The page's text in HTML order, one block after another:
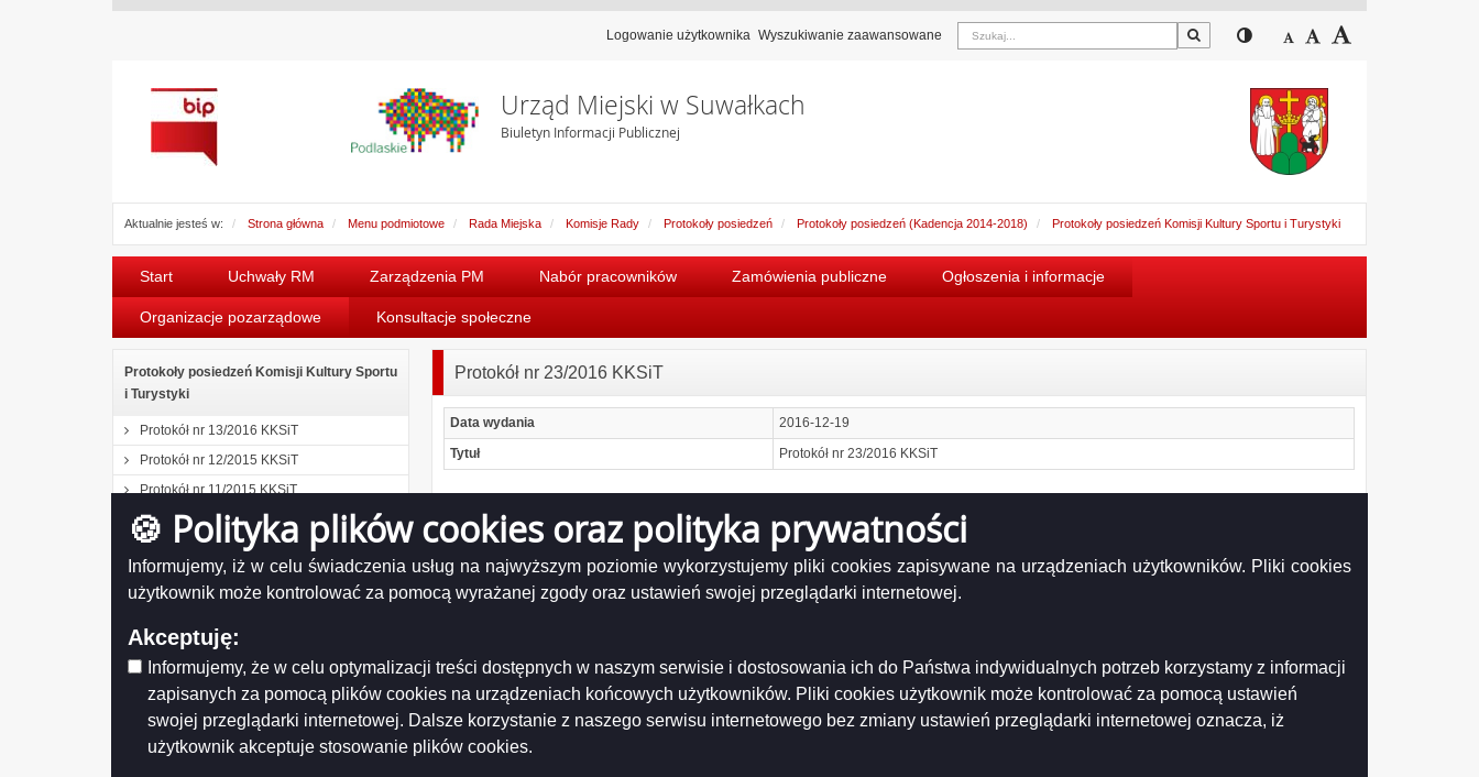
🍪 Polityka plików cookies oraz polityka prywatności
Informujemy, iż w celu świadczenia usług na najwyższym poziomie wykorzystujemy pliki cookies zapisywane na urządzeniach użytkowników. Pliki cookies
użytkownik może kontrolować za pomocą wyrażanej zgody oraz ustawień swojej przeglądarki internetowej.
Akceptuję:
Informujemy, że w celu optymalizacji treści dostępnych w naszym serwisie i dostosowania ich do Państwa indywidualnych potrzeb korzystamy z informacji
zapisanych za pomocą plików cookies na urządzeniach końcowych użytkowników. Pliki cookies użytkownik może kontrolować za pomocą ustawień
swojej przeglądarki internetowej. Dalsze korzystanie z naszego serwisu internetowego bez zmiany ustawień przeglądarki internetowej oznacza, iż
użytkownik akceptuje stosowanie plików cookies.
Logowanie użytkownika Wyszukiwanie zaawansowane Szukaj Przełącz pomiędzy
Zmniejsz czcionkę
Domyślny rozmiar
Urząd Miejski w Suwałkach
Biuletyn Informacji Publicznej
Aktualnie jesteś w: Strona główna Menu podmiotowe Rada Miejska Komisje Rady Protokoły posiedzeń Protokoły posiedzeń (Kadencja 2014-2018) Protokoły posiedzeń Komisji Kultury Sportu i Turystyki
Start Uchwały RM Zarządzenia PM Nabór pracowników Zamówienia publiczne Ogłoszenia i informacje
Organizacje pozarządowe Konsultacje społeczne
Protokoły posiedzeń Komisji Kultury Sportu
i Turystyki
Protokół nr 13/2016 KKSiT
Protokół nr 12/2015 KKSiT
Protokół nr 11/2015 KKSiT
Protokół nr 10/2015 KKSiT
Protokół nr 9/2015 KKSiT
Protokół nr 8/2015 KKSiT
Protokół nr 6/2015 KKSiT
protokół nr 5/2015 KKSiT
Protokół nr 3/2015 KSiT
Protokół nr 2/2014 KKSiT
Protokół nr 42/2018 KK,SiT
Protokół nr 23/2016 KKSiT
Data wydania
2016-12-19
Tytuł
Protokół nr 23/2016 KKSiT
z posiedzenia Komisji Kultury, Sportu i Turystyki Rady Miejskiej w Suwałkach odbytego w dniu 19 grudnia 2016 r.
Protokół nr 23z19grudnia2016KSiT.pdf ( 128.69 KB )
Podgląd
załącznika
Protokół
Wprowadzający:Marcin Szypulski
Data modyfikacji:2017-02-21
Opublikował:
Data publikacji: 2017-02-21
Drukuj do PDF
Drukuj